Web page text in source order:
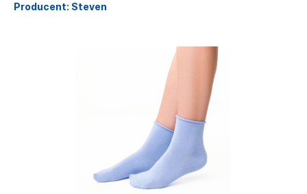
Producent: Steven